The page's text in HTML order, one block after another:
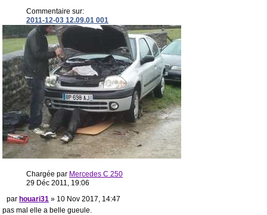
Commentaire sur:
2011-12-03 12.09.01 001
Chargée par Mercedes C 250
29 Déc 2011, 19:06
par houari31 » 10 Nov 2017, 14:47
pas mal elle a belle gueule.